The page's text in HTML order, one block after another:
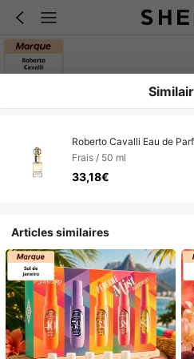
Roberto Cavalli Eau de
Frais / 50 ml
33,18€
Articles similaires